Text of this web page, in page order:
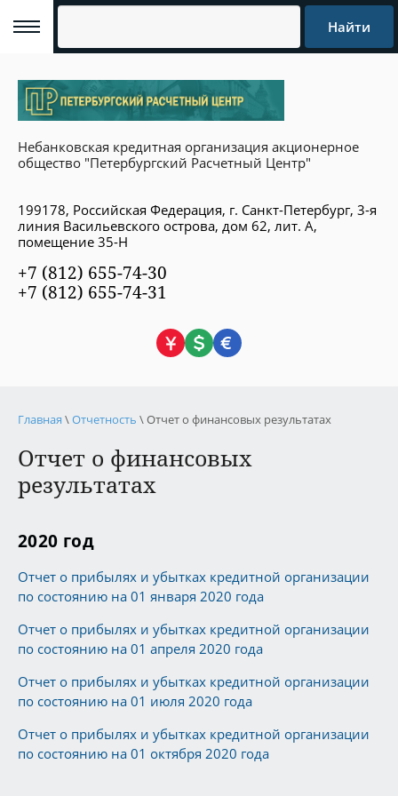
Найти
Небанковская кредитная организация акционерное
общество "Петербургский Расчетный Центр"
+7 (812) 655-74-30
+7 (812) 655-74-31
199178, Российская Федерация, г. Санкт-Петербург, 3-я
линия Васильевского острова, дом 62, лит. А,
помещение 35-Н
Главная \Отчетность \ Отчет о финансовых результатах
Отчет о финансовых
результатах
2020 год
Отчет о прибылях и убытках кредитной организации
по состоянию на 01 января 2020 года
Отчет о прибылях и убытках кредитной организации
по состоянию на 01 апреля 2020 года
Отчет о прибылях и убытках кредитной организации
по состоянию на 01 июля 2020 года
Отчет о прибылях и убытках кредитной организации
по состоянию на 01 октября 2020 года